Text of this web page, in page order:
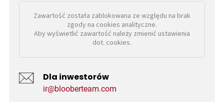
Zawartość została zablokowana ze względu na brak
zgody na cookies analityczne.
Aby wyświetlić zawartość należy zmienić ustawienia
dot. cookies.
Dla inwestorów
ir@blooberteam.com